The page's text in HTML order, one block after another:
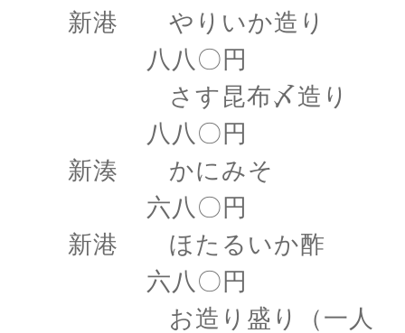
新港 やりいか造り
八八〇円
さす昆布〆造り
八八〇円
新湊 かにみそ
六八〇円
新港 ほたるいか酢
六八〇円
お造り盛り（一人